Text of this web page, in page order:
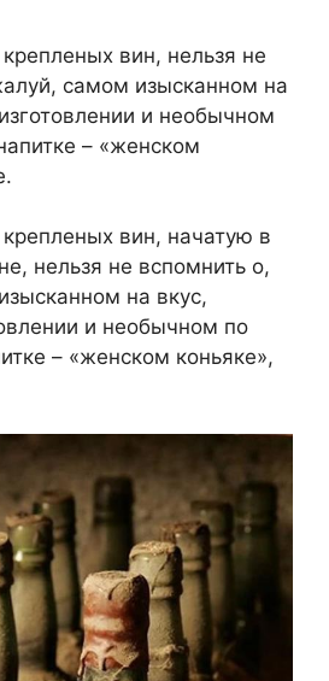
вин, нельзя не
самом изысканном на
и необычном
– «женском
вин, начатую в
нельзя не вспомнить о,
на вкус,
и необычном по
– «женском коньяке»,